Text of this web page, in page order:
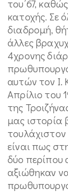
του΄67,
κατοχής. Σε
διαδρομή,
άλλες
4χρονης
αυτών τον Ι.
Απρίλιο του
της
μας ιστορία
είναι πως
δύο περίπου
αξιώθηκαν